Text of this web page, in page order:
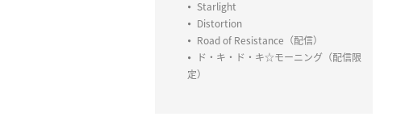
Starlight
Distortion
Road of Resistance（配信）
ド・キ・ド・キ☆モーニング（配信限
定）